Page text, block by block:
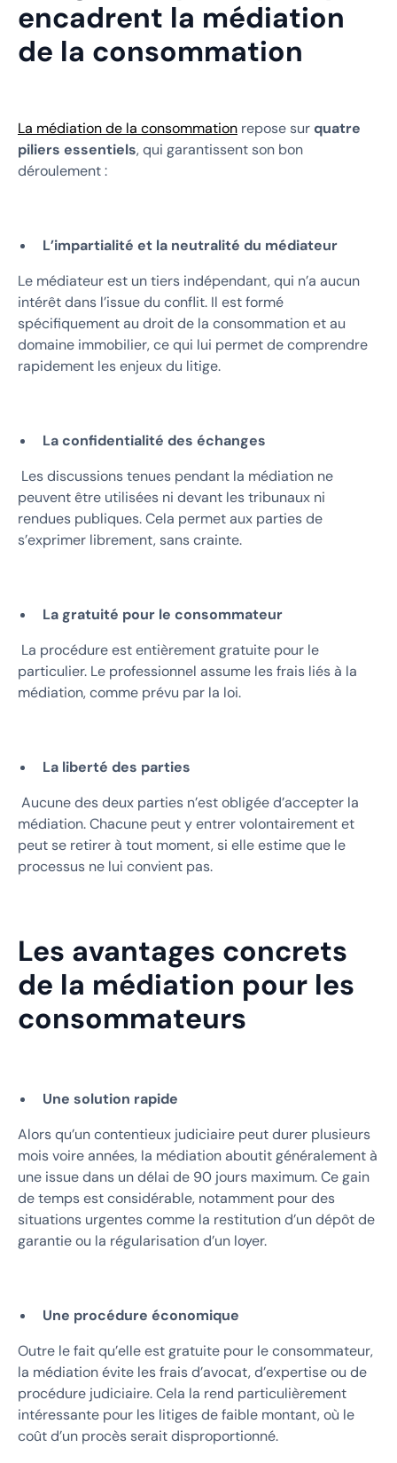
encadrent la médiation
de la consommation
La médiation de la consommation repose surquatre
piliers essentiels, qui garantissent son bon
déroulement :
L’impartialité et la neutralité du médiateur
Le médiateur est un tiers indépendant, qui n’a aucun
intérêt dans l’issue du conflit. Il est formé
spécifiquement au droit de la consommation et au
domaine immobilier, ce qui lui permet de comprendre
rapidement les enjeux du litige.
La confidentialité des échanges
Les discussions tenues pendant la médiation ne
peuvent être utilisées ni devant les tribunaux ni
rendues publiques. Cela permet aux parties de
s’exprimer librement, sans crainte.
La gratuité pour le consommateur
La procédure est entièrement gratuite pour le
particulier. Le professionnel assume les frais liés à la
médiation, comme prévu par la loi.
La liberté des parties
Aucune des deux parties n’est obligée d’accepter la
médiation. Chacune peut y entrer volontairement et
peut se retirer à tout moment, si elle estime que le
processus ne lui convient pas.
Les avantages concrets
de la médiation pour les
consommateurs
Une solution rapide
Alors qu’un contentieux judiciaire peut durer plusieurs
mois voire années, la médiation aboutit généralement à
une issue dans un délai de 90 jours maximum. Ce gain
de temps est considérable, notamment pour des
situations urgentes comme la restitution d’un dépôt de
garantie ou la régularisation d’un loyer.
Une procédure économique
Outre le fait qu’elle est gratuite pour le consommateur,
la médiation évite les frais d’avocat, d’expertise ou de
procédure judiciaire. Cela la rend particulièrement
intéressante pour les litiges de faible montant, où le
coût d’un procès serait disproportionné.